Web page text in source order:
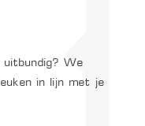
We
in lijn met je